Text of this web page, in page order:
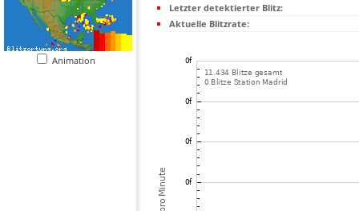
Animation
Letzter detektierter Blitz:
Aktuelle Blitzrate: